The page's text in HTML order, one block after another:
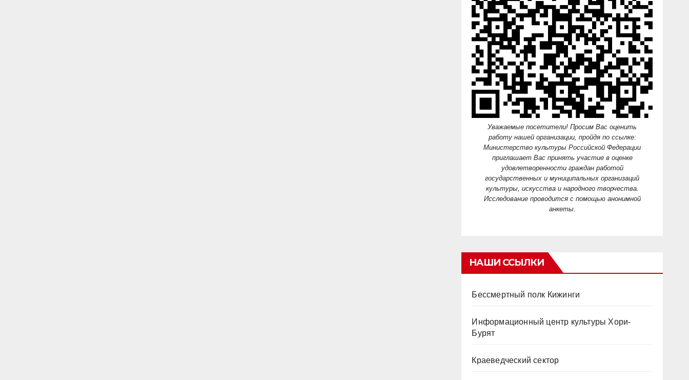
Уважаемые посетители! Просим Вас оценить
работу нашей организации, пройдя по ссылке:
Министерство культуры Российской Федерации
приглашает Вас принять участие в оценке
удовлетворенности граждан работой
государственных и муниципальных организаций
культуры, искусства и народного творчества.
Исследование проводится с помощью анонимной
анкеты.
НАШИ ССЫЛКИ
Бессмертный полк Кижинги
Информационный центр культуры Хори-
Бурят
Краеведческий сектор